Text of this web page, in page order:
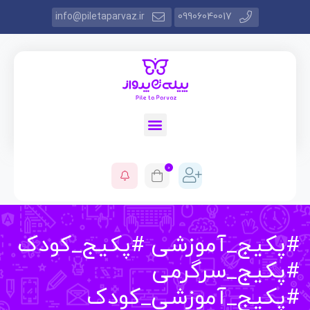
09906040017
info@piletaparvaz.ir
0
#پکیج_کودک